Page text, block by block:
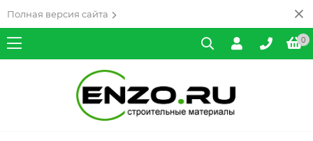
Полная версия сайта
0